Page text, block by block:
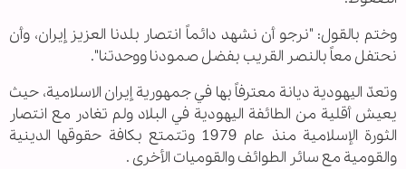
وختم بالقول: "نرجو أن نشهد دائماً انتصار بلدنا العزيز إيران، وأن
نحتفل معاً بالنصر القريب بفضل صمودنا ووحدتنا".
وتعدّ اليهودية ديانة معترفاً بها في جمهورية إيران الاسلامية، حيث
يعيش أقلية من الطائفة اليهودية في البلاد ولم تغادر مع انتصار
الثورة الإسلامية منذ عام 1979 وتتمتع بكافة حقوقها الدينية
والقومية مع سائر الطوائف والقوميات الأخرى .